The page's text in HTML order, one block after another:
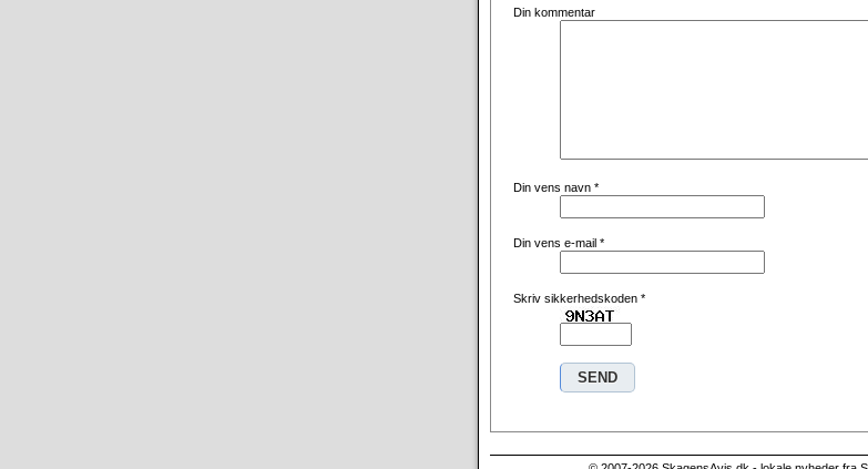
Din kommentar
Din vens navn *
Din vens e-mail *
Skriv sikkerhedskoden *